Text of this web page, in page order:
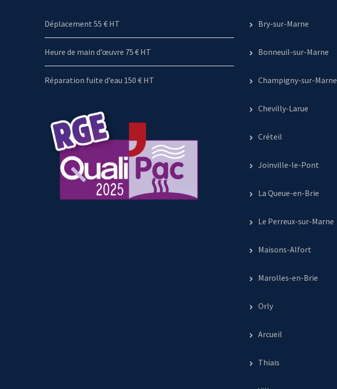
Déplacement 55 € HT
Heure de main d’œuvre 75 € HT
Réparation fuite d’eau 150 € HT
Bry-sur-Marne
Bonneuil-sur-Marne
Champigny-sur-Marne
Chevilly-Larue
Créteil
Joinville-le-Pont
La Queue-en-Brie
Le Perreux-sur-Marne
Maisons-Alfort
Marolles-en-Brie
Orly
Arcueil
Thiais